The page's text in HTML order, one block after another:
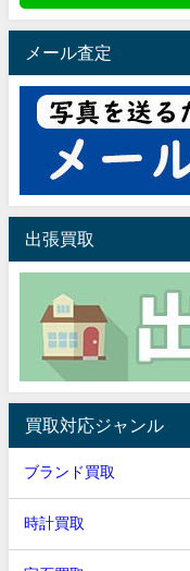
メール査定
出張買取
買取対応ジャンル
ブランド買取
時計買取